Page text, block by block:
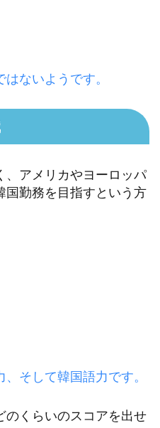
ないようです。
、アメリカやヨーロッパ
国勤務を目指すという方
そして韓国語力です。
のくらいのスコアを出せ